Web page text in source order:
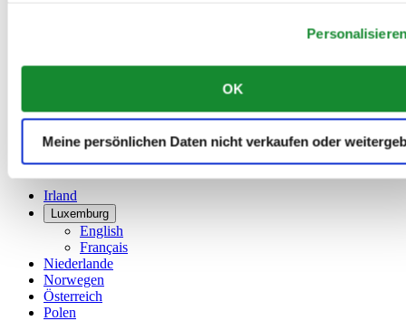
OK
Meine persönlichen Daten nicht verkaufen oder
China
Dänemark
Finnland
France
Irland
Luxemburg
English
Français
Niederlande
Norwegen
Österreich
Polen